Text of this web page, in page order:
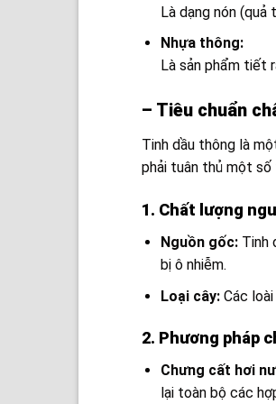
Là dạng nón
Nhựa thông:
Là sản phẩm tiết
– Tiêu chuẩn
Tinh dầu thông là
phải tuân thủ một
1. Chất lượng
Nguồn gốc:Tinh
bị ô nhiễm.
Loại cây:Các loài
2. Phương pháp
Chưng cất hơi
lại toàn bộ các